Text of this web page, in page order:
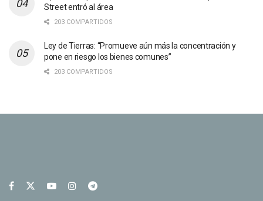
Street entró al área
203 COMPARTIDOS
Ley de Tierras: “Promueve aún más la concentración y
pone en riesgo los bienes comunes”
203 COMPARTIDOS